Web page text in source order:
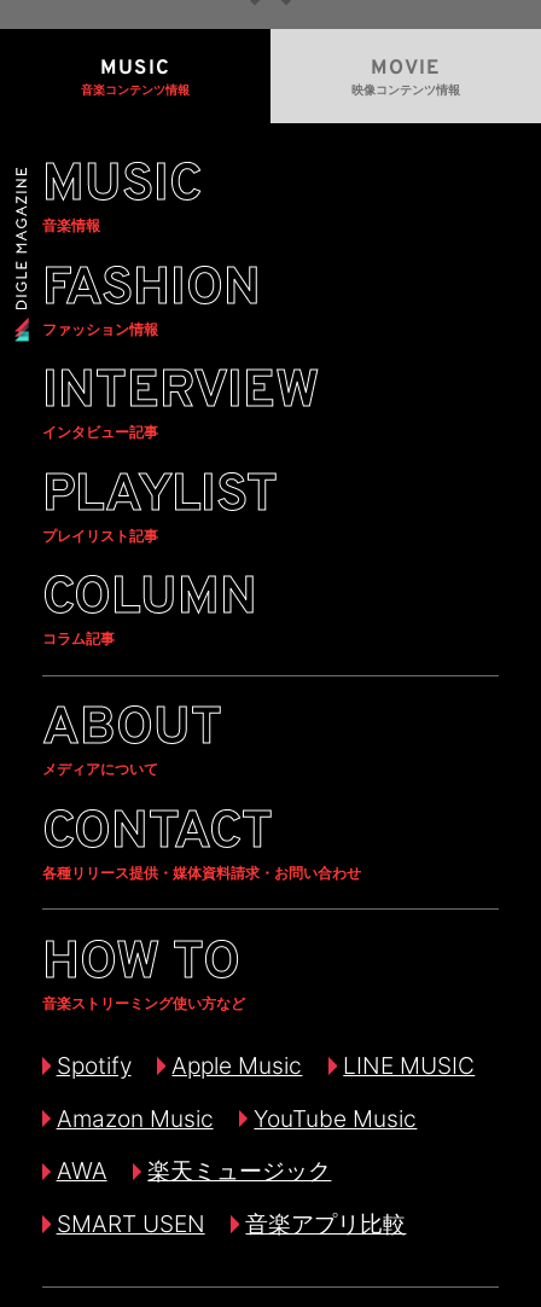
MUSIC
音楽コンテンツ情報
MOVIE
映像コンテンツ情報
MUSIC
音楽情報
FASHION
ファッション情報
INTERVIEW
インタビュー記事
PLAYLIST
プレイリスト記事
COLUMN
コラム記事
ABOUT
メディアについて
CONTACT
各種リリース提供・媒体資料請求・お問い合わせ
HOW TO
音楽ストリーミング使い方など
Spotify Apple Music
LINE MUSIC
Amazon Music
YouTube Music
AWA
楽天ミュージック
SMART USEN
音楽アプリ比較